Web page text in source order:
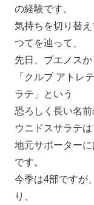
の経験です。
気持ちを切り替
つてを辿って、
先日、ブエノス
「クルブ アトレ
ラテ」という
恐ろしく長い名前
ウニドスサラテ
地元サポーター
です。
今季は4部ですが
り、